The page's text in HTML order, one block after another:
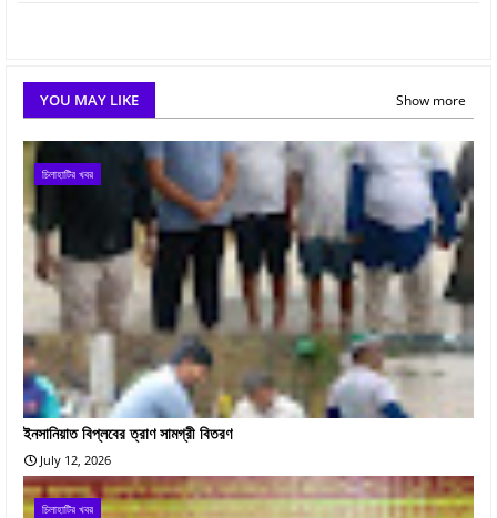
YOU MAY LIKE Show more
চিলাহাটির খবর
ইনসানিয়াত বিপ্লবের ত্রাণ সামগ্রী বিতরণ
July 12, 2026
চিলাহাটির খবর